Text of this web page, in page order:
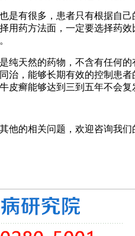
有很多，患者只有根据自己
用药方法面，一定要选择药
天然的药物，不含有任何的
治，能够长期有效的控制患
皮癣能够达到三到五年不会
他的相关问题，欢迎咨询我